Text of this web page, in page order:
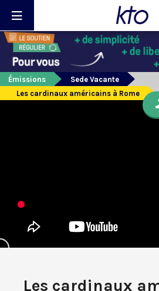
Émissions
Sede Vacante
Les cardinaux américains à Rome
Les cardinaux